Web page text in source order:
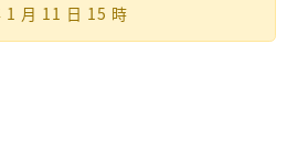
1 月 11 日 15 時